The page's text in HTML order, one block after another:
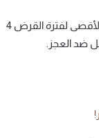
مبلغ القرض يصل إلى 200.000 جنيه مصري الحد الأقصى لفترة القرض 4
ضد العجز.